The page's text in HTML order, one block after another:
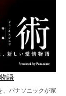
語
、パナソニックが家